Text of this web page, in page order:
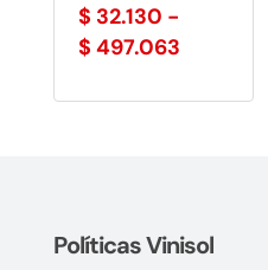
$ 32.130 -
$ 497.063Rango
precios:
$ 497.063
Políticas Vinisol